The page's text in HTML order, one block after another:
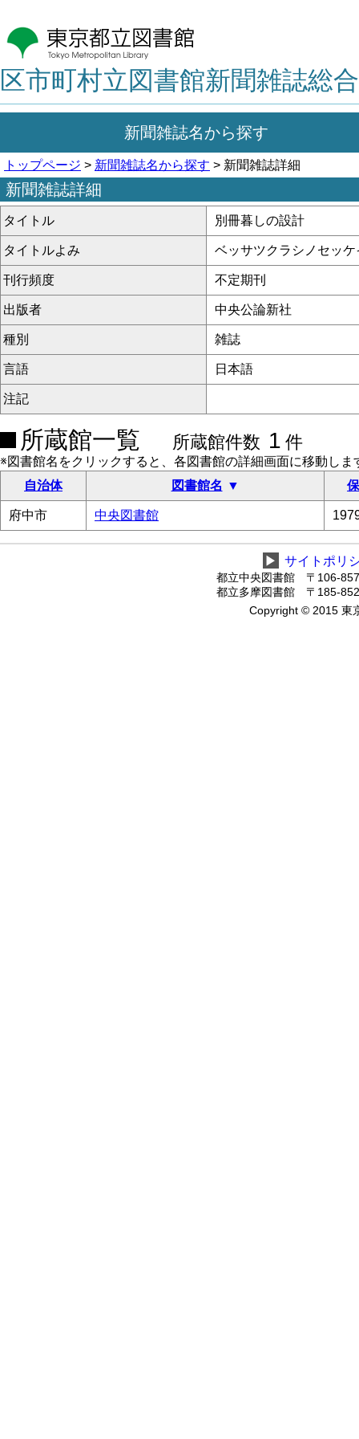
区市町村立図書館新聞雑誌総
新聞雑誌名から探す
トップページ > 新聞雑誌名から探す > 新聞雑誌詳細
新聞雑誌詳細
タイトル 別冊暮しの設計
タイトルよみ ベッサツクラシノセッケ
刊行頻度 不定期刊
出版者 中央公論新社
種別 雑誌
言語 日本語
注記
所蔵館一覧 所蔵館件数 1 件
※図書館名をクリックすると、各図書館の詳細画面に移動しま
自治体
図書館名
府中市 中央図書館
▶ サイトポリ
都立中央図書館 〒106-
都立多摩図書館 〒185-
Copyright © 2015 東